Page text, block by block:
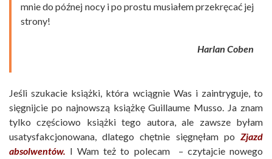
mnie do późnej nocy i po prostu musiałem przekręcać jej
strony!
Harlan Coben
Jeśli szukacie książki, która wciągnie Was i zaintryguje, to
sięgnijcie po najnowszą książkę Guillaume Musso. Ja znam
tylko częściowo książki tego autora, ale zawsze byłam
usatysfakcjonowana, dlatego chętnie sięgnęłam po Zjazd
absolwentów. I Wam też to polecam – czytajcie nowego